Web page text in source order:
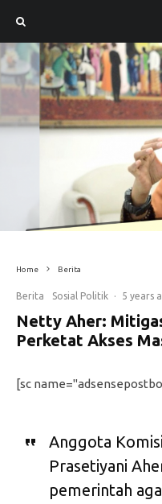
Home Berita
Berita Sosial Politik · 5 years
Netty Aher:
Perketat Akses
[sc
Anggota
Prasetiyani
pemerintah